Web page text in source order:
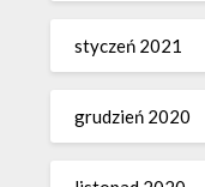
styczeń 2021
grudzień 2020